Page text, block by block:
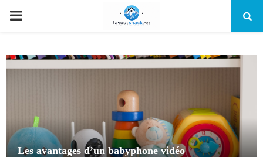
PRIMARY
Les avantages d’un babyphone vidéo